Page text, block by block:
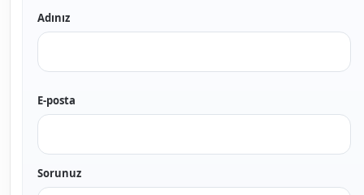
Adınız
E-posta
Sorunuz